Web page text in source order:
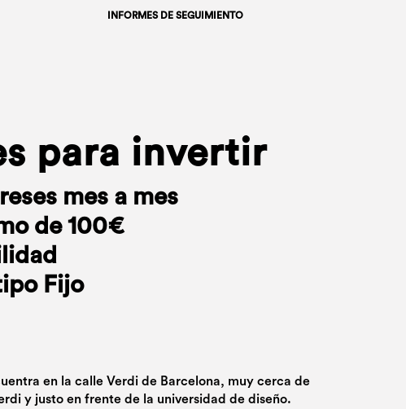
INFORMES DE SEGUIMIENTO
para invertir
mes a mes
de 100€
Fijo
en la calle Verdi de Barcelona, muy cerca de
y justo en frente de la universidad de diseño.